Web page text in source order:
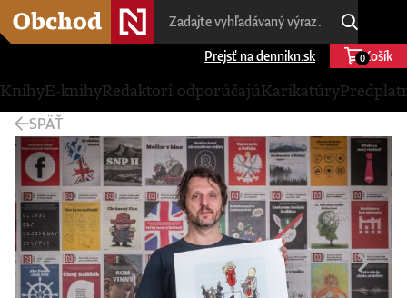
Prejsť na dennikn.sk Košík
0
KnihyE-knihyRedaktori odporúčajúKarikatúry
SPÄŤ